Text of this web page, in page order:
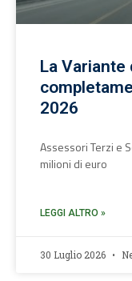
La Variante
2026
Assessori Terzi e
milioni di euro
LEGGI ALTRO »
30 Luglio 2026